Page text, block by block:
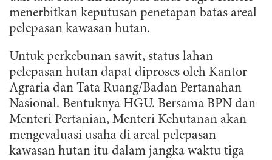
menerbitkan keputusan penetapan batas areal
pelepasan kawasan hutan.
Untuk perkebunan sawit, status lahan
pelepasan hutan dapat diproses oleh Kantor
Agraria dan Tata Ruang/Badan Pertanahan
Nasional. Bentuknya HGU. Bersama BPN dan
Menteri Pertanian, Menteri Kehutanan akan
mengevaluasi usaha di areal pelepasan
kawasan hutan itu dalam jangka waktu tiga